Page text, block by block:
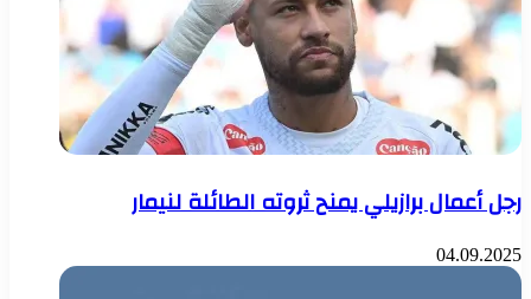
رجل أعمال برازيلي يمنح ثروته الطائلة لنيمار
04.09.2025